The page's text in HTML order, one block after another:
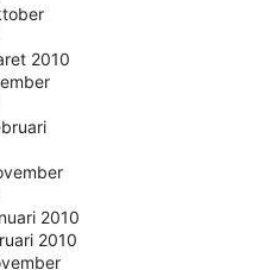
2010
2010
2010